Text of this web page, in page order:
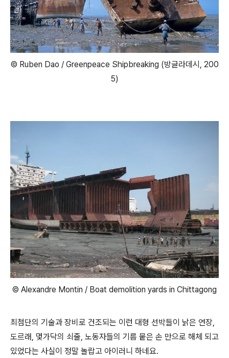
© Ruben Dao / Greenpeace Shipbreaking (방글라데시, 200
5)
© Alexandre Montin / Boat demolition yards in Chittagong
최첨단의 기술과 장비로 건조되는 이런 대형 선박들이 낡은 연장,
도르래, 몇가닥의 쇠줄, 노동자들의 기름 뭍은 손 만으로 해체 되고
있었다는 사실이 정말 놀랍고 아이러니 하네요.